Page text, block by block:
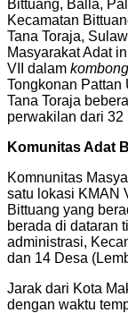
Bittuang, Balla,
Kecamatan
Tana Toraja,
Masyarakat Adat
VII dalam
Tongkonan Pattan
Tana Toraja
perwakilan dari 32
Komunitas Adat
Komnunitas
satu lokasi KMAN
Bittuang yang
berada di dataran
administrasi,
dan 14 Desa
Jarak dari Kota
dengan waktu